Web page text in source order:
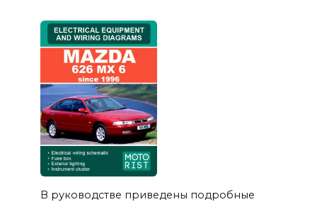
В руководстве приведены подробные